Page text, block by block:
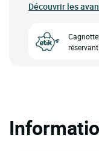
Découvrir les